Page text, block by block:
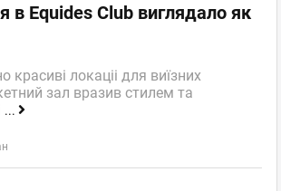
в Equides Club виглядало як
красиві локаціі для виїзних
зал вразив стилем та
...